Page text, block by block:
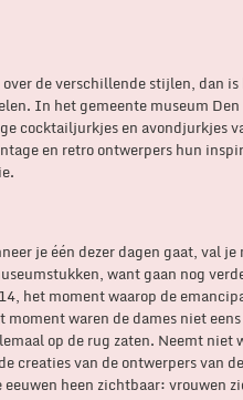
de verschillende stijlen, dan
In het gemeente museum
cocktailjurkjes en avondjurkjes
en retro ontwerpers hun
je één dezer dagen gaat, val
want gaan nog
het moment waarop de
waren de dames niet
op de rug zaten. Neemt niet
van de ontwerpers van
heen zichtbaar: vrouwen